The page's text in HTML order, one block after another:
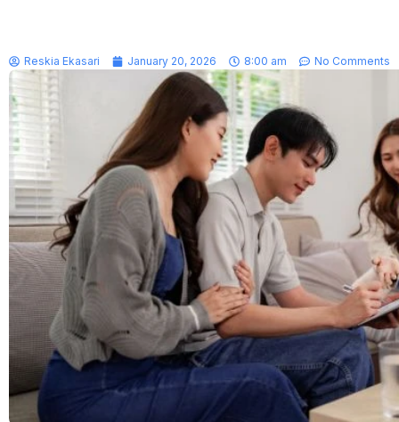
Reskia Ekasari January 20, 2026 8:00 am No Comments